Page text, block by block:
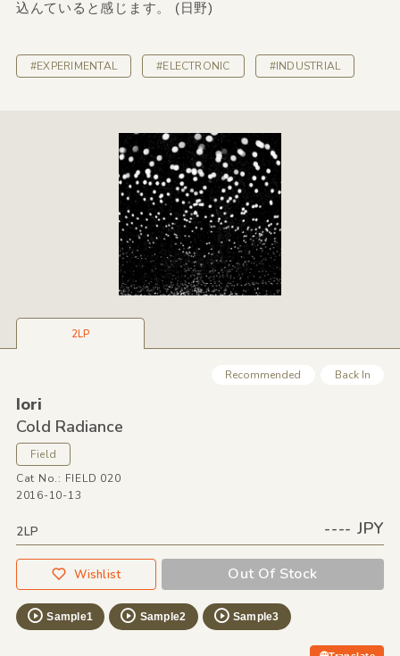
込んていると感じます。 (日野)
#EXPERIMENTAL #ELECTRONIC #INDUSTRIAL
2LP
Recommended Back In
Iori
Cold Radiance
Field
Cat No.: FIELD 020
2016-10-13
2LP ---- JPY
Wishlist Out Of Stock
Sample1 Sample2 Sample3